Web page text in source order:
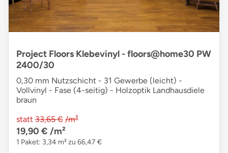
Project Floors Klebevinyl - floors@home30 PW
2400/30
0,30 mm Nutzschicht - 31 Gewerbe (leicht) -
Vollvinyl - Fase (4-seitig) - Holzoptik Landhausdiele
braun
statt 33,65 € /m²
19,90 € /m²
1 Paket: 3,34 m² zu 66,47 €